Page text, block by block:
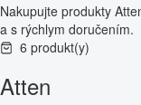
Nakupujte produkty
a s rýchlym doručením.
6 produkt(y)
Atten